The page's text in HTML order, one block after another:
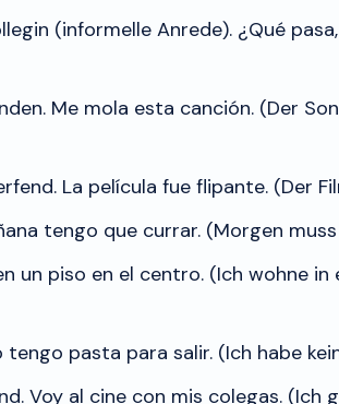
(informelle Anrede). ¿Qué
Me mola esta canción. (Der
La película fue flipante. (Der
tengo que currar. (Morgen
un piso en el centro. (Ich wohne in
tengo pasta para salir. (Ich habe
Voy al cine con mis colegas. (Ich